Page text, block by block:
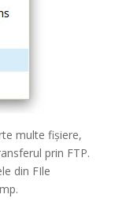
multe fișiere,
prin FTP.
din FIle